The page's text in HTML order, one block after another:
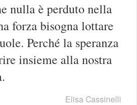
nulla è perduto nella
forza bisogna lottare
Perché la speranza
insieme alla nostra
Elisa Cassinelli